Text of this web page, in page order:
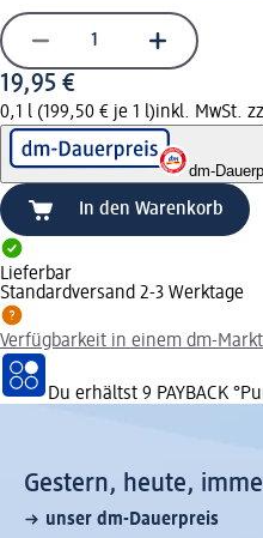
19,95 €
0,1 l (199,50 € je 1 l)inkl. MwSt.
dm-
In den Warenkorb
Lieferbar
Standardversand 2-3 Werktage
Verfügbarkeit in einem dm-
Du erhältst 9 PAYBACK
Gestern, heute,
unser dm-Dauerpreis